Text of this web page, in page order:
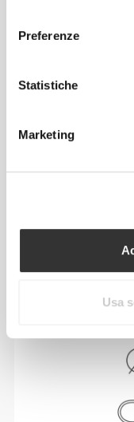
Preferenze
Statistiche
Marketing
Usa
Capienza: 750
60ºC/140ºF)
Made in EU